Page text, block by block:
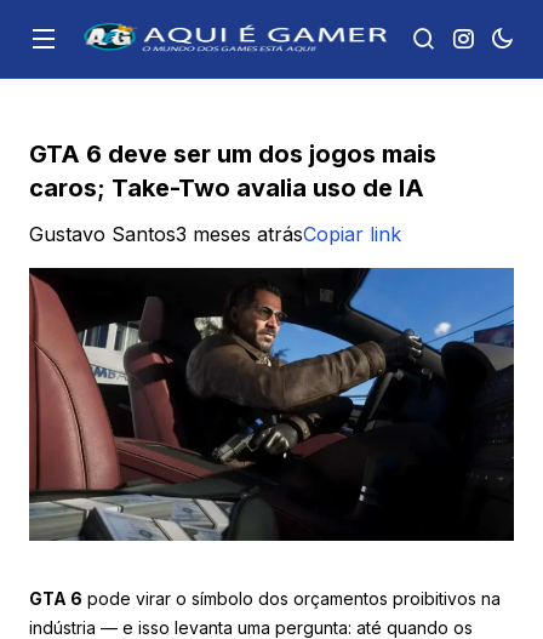
GTA 6 deve ser um dos jogos mais
caros; Take-Two avalia uso de IA
Gustavo Santos3 meses atrásCopiar link
GTA 6 pode virar o símbolo dos orçamentos proibitivos na
indústria — e isso levanta uma pergunta: até quando os